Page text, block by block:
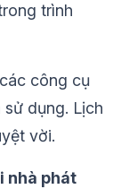
trình
công cụ
sử dụng. Lịch
vời.
nhà phát